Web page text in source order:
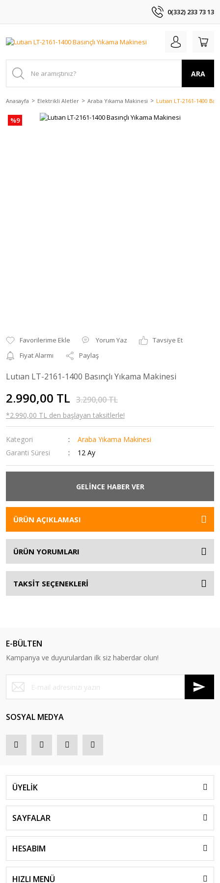
0(332) 233 73 13
ARA
Anasayfa Elektrikli Aletler Araba Yıkama Makinesi Lutıan LT-2161-1400
%9
Yorum Yaz
Tavsiye Et
Fiyat Alarmı
Paylaş
Lutıan LT-2161-1400 Basınçlı Yıkama Makinesi
2.990,00 TL 3.290,00 TL
*2.990,00 TL den başlayan taksitlerle!
Kategori
Araba Yıkama Makinesi
Garanti Süresi
12 Ay
GELİNCE HABER VER
ÜRÜN AÇIKLAMASI
ÜRÜN YORUMLARI
TAKSİT SEÇENEKLERİ
E-BÜLTEN
Kampanya ve duyurulardan ilk siz haberdar olun!
SOSYAL MEDYA
ÜYELİK
SAYFALAR
HESABIM
HIZLI MENÜ